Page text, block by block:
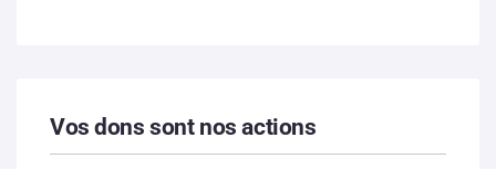
Vos dons sont nos actions